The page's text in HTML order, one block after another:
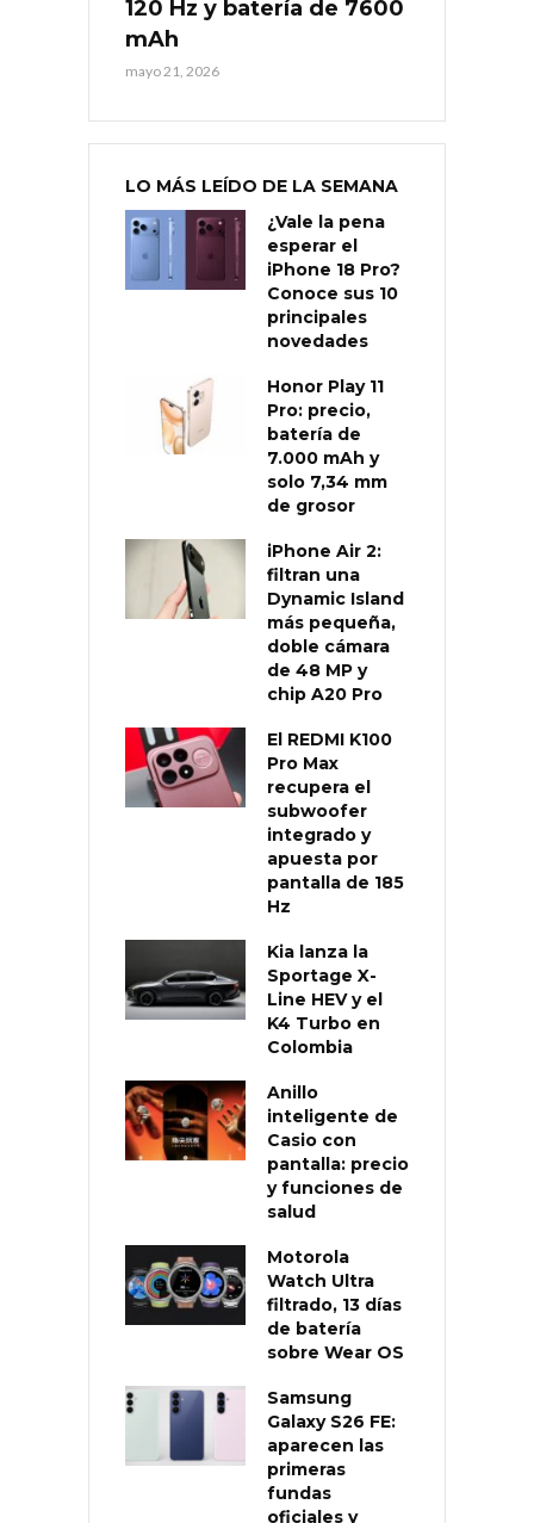
120 Hz y batería de 7600
mAh
mayo 21, 2026
LO MÁS LEÍDO DE LA SEMANA
¿Vale la pena
esperar el
iPhone 18 Pro?
Conoce sus 10
principales
novedades
Honor Play 11
Pro: precio,
batería de
7.000 mAh y
solo 7,34 mm
de grosor
iPhone Air 2:
filtran una
Dynamic Island
más pequeña,
doble cámara
de 48 MP y
chip A20 Pro
El REDMI K100
Pro Max
recupera el
subwoofer
integrado y
apuesta por
pantalla de 185
Hz
Kia lanza la
Sportage X-
Line HEV y el
K4 Turbo en
Colombia
Anillo
inteligente de
Casio con
pantalla: precio
y funciones de
salud
Motorola
Watch Ultra
filtrado, 13 días
de batería
sobre Wear OS
Samsung
Galaxy S26 FE:
aparecen las
primeras
fundas
oficiales y